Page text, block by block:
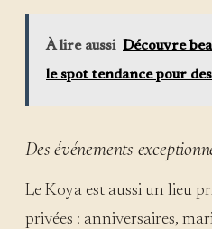
À lire aussi Découvre
le spot tendance pour
Des événements
Le Koya est aussi un lieu
privées : anniversaires,